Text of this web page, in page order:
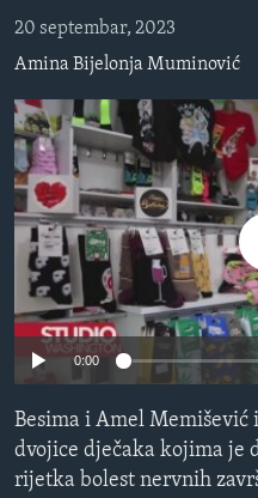
pretraguBOSNA I HERCEGOVINA
SVIJET
SPECIJALNI PROJEKTI
KORUPCIJA
SLOBODA MEDIJA
ŽENSKA STRANA
IZBJEGLIČKA STRANA
MAGAZIN
O GLASU AMERIKE
Learning English
PRATITE NAS
20 septembar, 2023
Amina Bijelonja Muminović
No media
0:00
Besima i Amel
dvojice dječaka kojima je
rijetka bolest nervnih